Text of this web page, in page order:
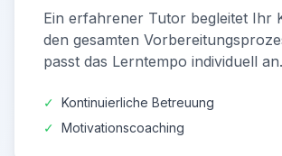
Ein erfahrener Tutor begleitet Ihr
den gesamten
passt das Lerntempo individuell an.
✓ Kontinuierliche Betreuung
✓ Motivationscoaching